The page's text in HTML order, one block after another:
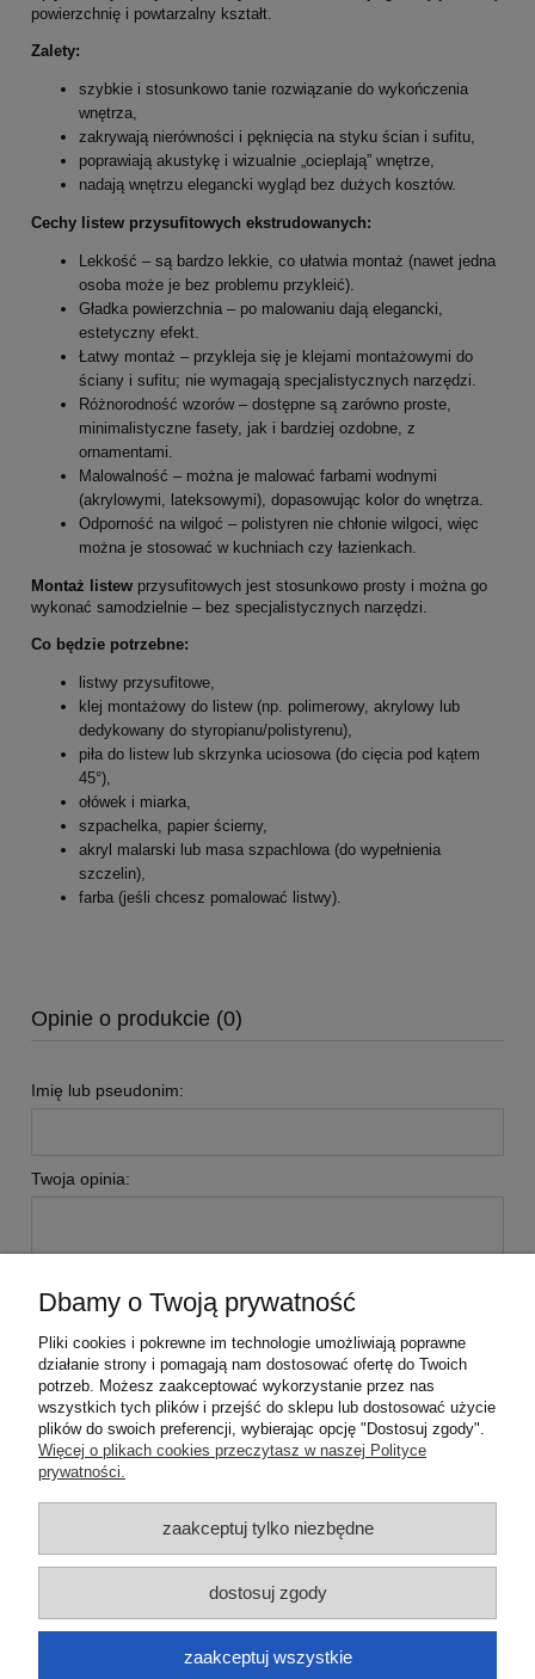
powierzchnię i powtarzalny kształt.
Zalety:
szybkie i stosunkowo tanie rozwiązanie do wykończenia
wnętrza,
zakrywają nierówności i pęknięcia na styku ścian i sufitu,
poprawiają akustykę i wizualnie „ocieplają” wnętrze,
nadają wnętrzu elegancki wygląd bez dużych kosztów.
Cechy listew przysufitowych ekstrudowanych:
Lekkość – są bardzo lekkie, co ułatwia montaż (nawet jedna
osoba może je bez problemu przykleić).
Gładka powierzchnia – po malowaniu dają elegancki,
estetyczny efekt.
Łatwy montaż – przykleja się je klejami montażowymi do
ściany i sufitu; nie wymagają specjalistycznych narzędzi.
Różnorodność wzorów – dostępne są zarówno proste,
minimalistyczne fasety, jak i bardziej ozdobne, z
ornamentami.
Malowalność – można je malować farbami wodnymi
(akrylowymi, lateksowymi), dopasowując kolor do wnętrza.
Odporność na wilgoć – polistyren nie chłonie wilgoci, więc
można je stosować w kuchniach czy łazienkach.
Montaż listew przysufitowych jest stosunkowo prosty i można go
wykonać samodzielnie – bez specjalistycznych narzędzi.
Co będzie potrzebne:
listwy przysufitowe,
klej montażowy do listew (np. polimerowy, akrylowy lub
dedykowany do styropianu/polistyrenu),
piła do listew lub skrzynka uciosowa (do cięcia pod kątem
45°),
ołówek i miarka,
szpachelka, papier ścierny,
akryl malarski lub masa szpachlowa (do wypełnienia
szczelin),
farba (jeśli chcesz pomalować listwy).
Opinie o produkcie (0)
Imię lub pseudonim:
Twoja opinia:
wyślij
Pomoc
Moje konto
Płatności i dostawa
Informacje
Dbamy o Twoją prywatność
Pliki cookies i pokrewne im technologie umożliwiają poprawne
działanie strony i pomagają nam dostosować ofertę do Twoich
potrzeb. Możesz zaakceptować wykorzystanie przez nas
wszystkich tych plików i przejść do sklepu lub dostosować użycie
plików do swoich preferencji, wybierając opcję "Dostosuj zgody".
Więcej o plikach cookies przeczytasz w naszej Polityce
prywatności.
zaakceptuj tylko niezbędne
dostosuj zgody
zaakceptuj wszystkie